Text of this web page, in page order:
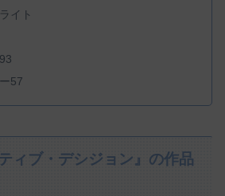
イト
57
ィブ・デシジョン』の作品